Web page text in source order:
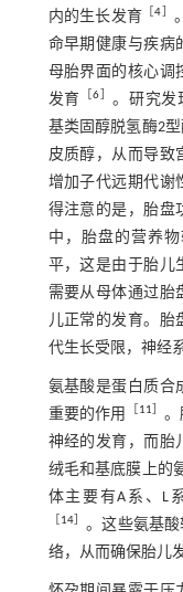
内的生长发育 ［4］
命早期健康与疾病
母胎界面的核心调
发育
［6］ 。研究发
基类固醇脱氢酶2
皮质醇，从而导致
增加子代远期代谢
得注意的是，胎盘
中，胎盘的营养
平，这是由于胎儿
需要从母体通过胎
儿正常的发育。胎
代生长受限，神经
氨基酸是蛋白质合
重要的作用
［11］ 。
神经的发育，而胎
绒毛和基底膜上的
体主要有A系、L
［14］ 。这些氨基
络，从而确保胎儿